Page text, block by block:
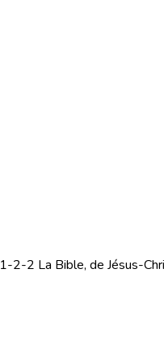
1-2-2 La Bible, de Jésus-